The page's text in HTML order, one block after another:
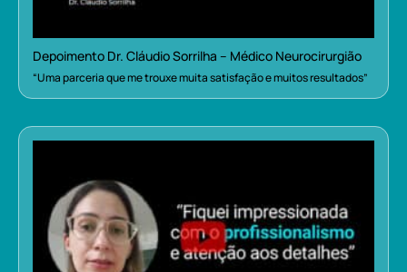
Depoimento Dr. Cláudio Sorrilha – Médico Neurocirurgião
“Uma parceria que me trouxe muita satisfação e muitos resultados”